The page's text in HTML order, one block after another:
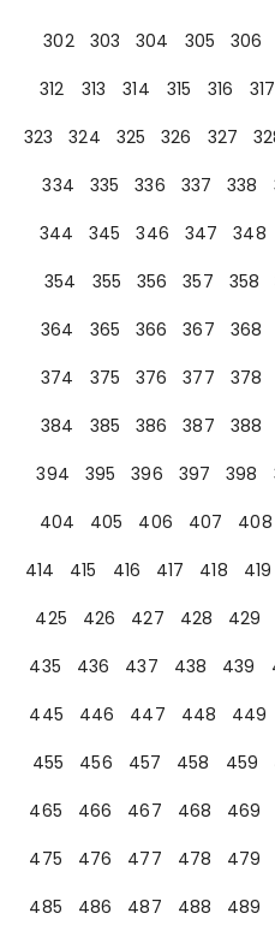
302
303 304 305 306
312
313 314 315 316 317
323
324 325 326 327
334
335 336 337 338
344
345 346 347 348
354
355 356 357 358
364
365 366 367 368
374
375 376 377 378
384
385 386 387 388
394
395 396 397 398
404
405 406 407 408
414
415 416 417 418 419
425
426 427 428 429
435
436 437 438 439
445
446 447 448 449
455
456 457 458 459
465
466 467 468 469
475
476 477 478 479
485
486 487 488 489